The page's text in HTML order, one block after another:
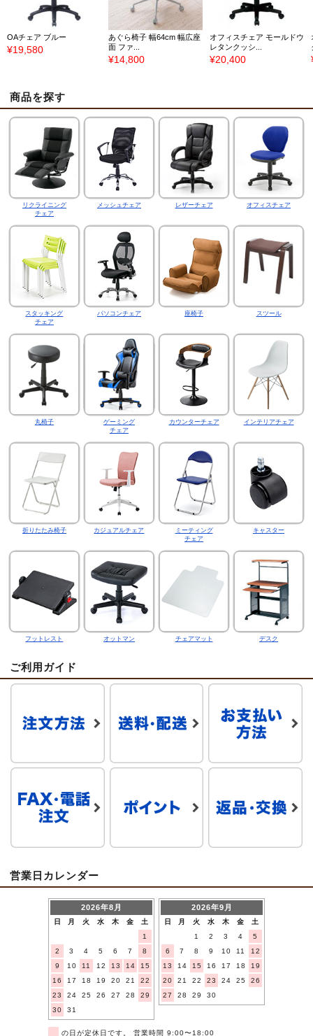
OAチェア ブルー
¥19,580
あぐら椅子 幅64cm 幅広座
面 ファ...
¥14,800
オフィスチェア モールドウ
レタンクッシ...
¥20,400
商品を探す
リクライニング
チェア
メッシュチェア レザーチェア オフィスチェア
スタッキング
チェア
パソコンチェア 座椅子 スツール
丸椅子
ゲーミング
チェア
カウンターチェア インテリアチェア
折りたたみ椅子 カジュアルチェア
ミーティング
チェア
キャスター
フットレスト オットマン チェアマット デスク
ご利用ガイド
営業日カレンダー
2026年8月
日 月 火 水 木 金
土
1
2
3 4 5 6 7
8
9
10 11 12 13 14
15
16
17 18 19 20 21
22
23
24 25 26 27 28
29
30
31
2026年9月
日 月 火 水 木 金
土
1
2 3 4
5
6
7 8 9 10 11
12
13
14 15 16 17 18
19
20
21 22 23 24 25
26
27
28 29 30
の日が定休日です。 営業時間 9:00〜18:00